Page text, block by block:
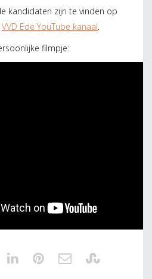
kandidaten zijn te vinden op
VVD Ede YouTube kanaal
filmpje: